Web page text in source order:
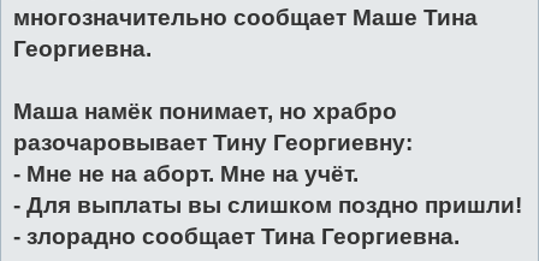
многозначительно сообщает Маше Тина
Георгиевна.
Маша намёк понимает, но храбро
разочаровывает Тину Георгиевну:
- Мне не на аборт. Мне на учёт.
- Для выплаты вы слишком поздно пришли!
- злорадно сообщает Тина Георгиевна.